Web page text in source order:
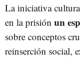
La iniciativa
en la prisión un
sobre conceptos
reinserción social,